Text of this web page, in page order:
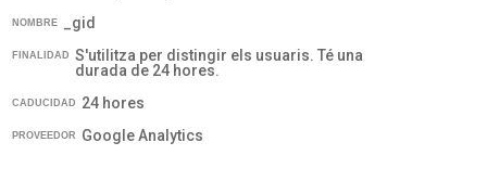
NOMBRE _gid
FINALIDAD
S'utilitza per distingir els usuaris. Té una
durada de 24 hores.
CADUCIDAD 24 hores
PROVEEDOR Google Analytics